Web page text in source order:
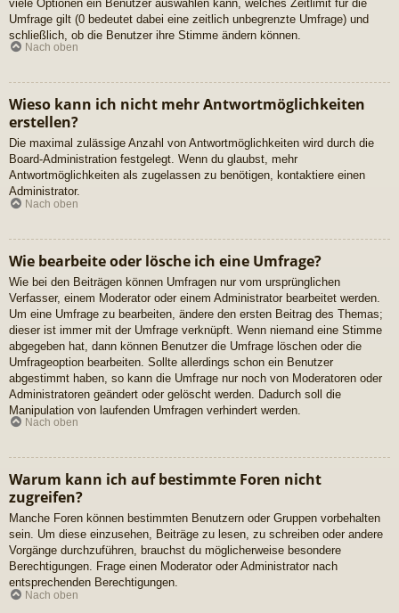
viele Optionen ein Benutzer auswählen kann, welches Zeitlimit für die
Umfrage gilt (0 bedeutet dabei eine zeitlich unbegrenzte Umfrage) und
schließlich, ob die Benutzer ihre Stimme ändern können.
Nach oben
Wieso kann ich nicht mehr Antwortmöglichkeiten
erstellen?
Die maximal zulässige Anzahl von Antwortmöglichkeiten wird durch die
Board-Administration festgelegt. Wenn du glaubst, mehr
Antwortmöglichkeiten als zugelassen zu benötigen, kontaktiere einen
Administrator.
Nach oben
Wie bearbeite oder lösche ich eine Umfrage?
Wie bei den Beiträgen können Umfragen nur vom ursprünglichen
Verfasser, einem Moderator oder einem Administrator bearbeitet werden.
Um eine Umfrage zu bearbeiten, ändere den ersten Beitrag des Themas;
dieser ist immer mit der Umfrage verknüpft. Wenn niemand eine Stimme
abgegeben hat, dann können Benutzer die Umfrage löschen oder die
Umfrageoption bearbeiten. Sollte allerdings schon ein Benutzer
abgestimmt haben, so kann die Umfrage nur noch von Moderatoren oder
Administratoren geändert oder gelöscht werden. Dadurch soll die
Manipulation von laufenden Umfragen verhindert werden.
Nach oben
Warum kann ich auf bestimmte Foren nicht
zugreifen?
Manche Foren können bestimmten Benutzern oder Gruppen vorbehalten
sein. Um diese einzusehen, Beiträge zu lesen, zu schreiben oder andere
Vorgänge durchzuführen, brauchst du möglicherweise besondere
Berechtigungen. Frage einen Moderator oder Administrator nach
entsprechenden Berechtigungen.
Nach oben